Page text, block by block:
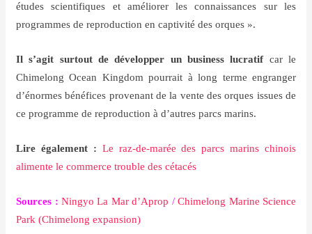
études scientifiques et améliorer les connaissances sur les
programmes de reproduction en captivité des orques ».
Il s’agit surtout de développer un business lucratif car le
Chimelong Ocean Kingdom pourrait à long terme engranger
d’énormes bénéfices provenant de la vente des orques issues de
ce programme de reproduction à d’autres parcs marins.
Lire également : Le raz-de-marée des parcs marins chinois
alimente le commerce trouble des cétacés
Sources : Ningyo La Mar d’Aprop / Chimelong Marine Science
Park (Chimelong expansion)